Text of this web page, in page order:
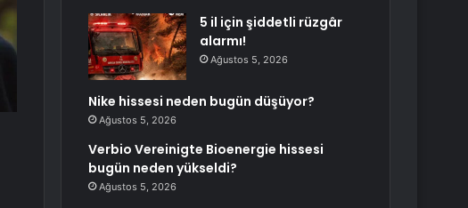
5 il için şiddetli rüzgâr
alarmı!
Ağustos 5, 2026
Nike hissesi neden bugün düşüyor?
Ağustos 5, 2026
Verbio Vereinigte Bioenergie hissesi
bugün neden yükseldi?
Ağustos 5, 2026